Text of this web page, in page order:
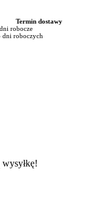
Termin dostawy
robocze
dni roboczych